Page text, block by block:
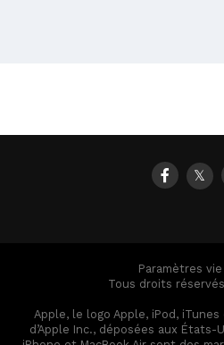
𝕏
Paramètres
Tous droits
Apple, le logo Apple, iPod,
d’Apple Inc., déposées aux États-